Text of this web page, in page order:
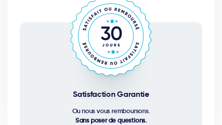
Satisfaction Garantie
Ou nous vous remboursons.
Sans poser de questions.